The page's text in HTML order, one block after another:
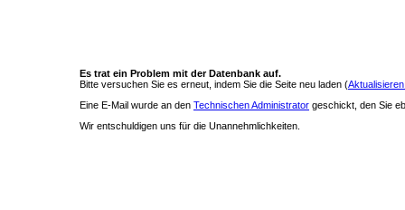
Es trat ein Problem mit der Datenbank auf.
Bitte versuchen Sie es erneut, indem Sie die Seite neu laden (
Eine E-Mail wurde an den Technischen Administrator geschickt, den Sie
Wir entschuldigen uns für die Unannehmlichkeiten.